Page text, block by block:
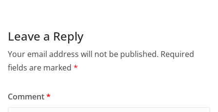
Leave a Reply
Your email address will not be published. Required
fields are marked *
Comment*